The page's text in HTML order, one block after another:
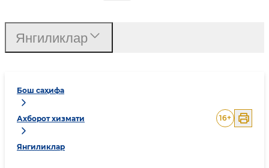
Бош саҳифа
Ахборот хизмати
Янгиликлар
16+
Янгиликлар